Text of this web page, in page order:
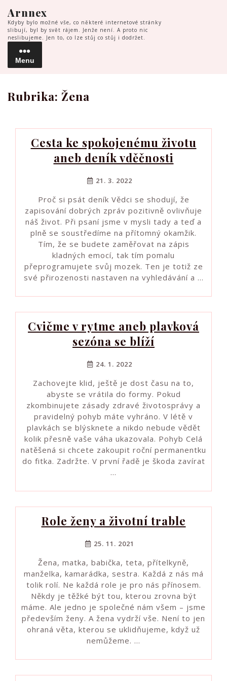
to
content
Arnnex
Kdyby bylo možné vše, co některé internetové stránky
slibují, byl by svět rájem. Jenže není. A proto nic
neslibujeme. Jen to, co lze stůj co stůj i dodržet.
Menu
Menu
Rubrika: Žena
Cesta ke spokojenému životu
aneb deník vděčnosti
21. 3. 2022
Proč si psát deník Vědci se shodují, že
zapisování dobrých zpráv pozitivně ovlivňuje
náš život. Při psaní jsme v mysli tady a teď a
plně se soustředíme na přítomný okamžik.
Tím, že se budete zaměřovat na zápis
kladných emocí, tak tím pomalu
přeprogramujete svůj mozek. Ten je totiž ze
své přirozenosti nastaven na vyhledávání a …
Cvičme v rytme aneb plavková
sezóna se blíží
24. 1. 2022
Zachovejte klid, ještě je dost času na to,
abyste se vrátila do formy. Pokud
zkombinujete zásady zdravé životosprávy a
pravidelný pohyb máte vyhráno. V létě v
plavkách se blýsknete a nikdo nebude vědět
kolik přesně vaše váha ukazovala. Pohyb Celá
natěšená si chcete zakoupit roční permanentku
do fitka. Zadržte. V první řadě je škoda zavírat
…
Role ženy a životní trable
25. 11. 2021
Žena, matka, babička, teta, přítelkyně,
manželka, kamarádka, sestra. Každá z nás má
tolik rolí. Ne každá role je pro nás přínosem.
Někdy je těžké být tou, kterou zrovna být
máme. Ale jedno je společné nám všem – jsme
především ženy. A žena vydrží vše. Není to jen
ohraná věta, kterou se uklidňujeme, když už
nemůžeme. …